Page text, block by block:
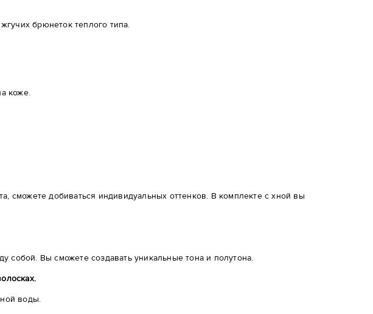
брюнеток теплого типа.
коже.
сможете добиваться индивидуальных оттенков. В комплекте с хной вы
собой. Вы сможете создавать уникальные тона и полутона.
воды.